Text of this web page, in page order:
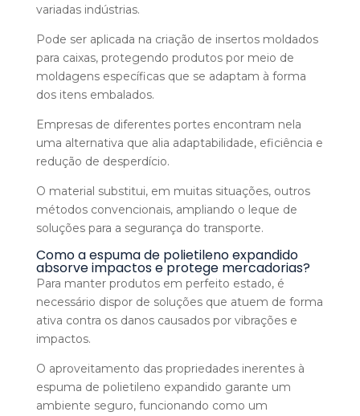
variadas indústrias.
Pode ser aplicada na criação de insertos moldados
para caixas, protegendo produtos por meio de
moldagens específicas que se adaptam à forma
dos itens embalados.
Empresas de diferentes portes encontram nela
uma alternativa que alia adaptabilidade, eficiência e
redução de desperdício.
O material substitui, em muitas situações, outros
métodos convencionais, ampliando o leque de
soluções para a segurança do transporte.
Como a espuma de polietileno expandido
absorve impactos e protege mercadorias?
Para manter produtos em perfeito estado, é
necessário dispor de soluções que atuem de forma
ativa contra os danos causados por vibrações e
impactos.
O aproveitamento das propriedades inerentes à
espuma de polietileno expandido garante um
ambiente seguro, funcionando como um